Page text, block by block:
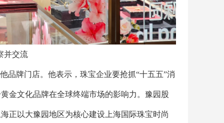
并交流
品牌门店。他表示，珠宝企业要抢抓“十五五”消
金文化品牌在全球终端市场的影响力。豫园股
正以大豫园地区为核心建设上海国际珠宝时尚